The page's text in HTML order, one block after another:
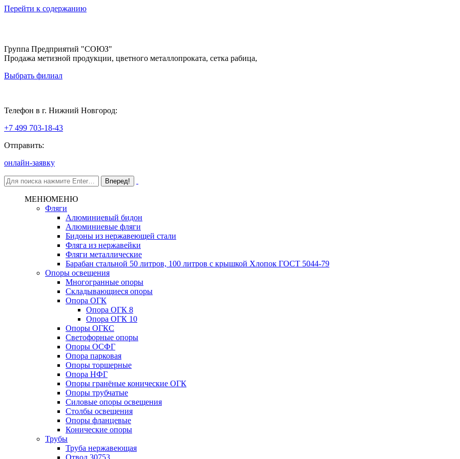
Перейти к содержанию
Группа Предприятий "СОЮЗ"
Продажа метизной продукции, цветного металлопроката, сетка рабица,
Выбрать филиал
Телефон в г. Нижний Новгород:
+7 499 703-18-43
Отправить:
онлайн-заявку
МЕНЮМЕНЮ
Фляги
Алюминиевый бидон
Алюминиевые фляги
Бидоны из нержавеющей стали
Фляга из нержавейки
Фляги металлические
Барабан стальной 50 литров, 100 литров с крышкой Хлопок ГОСТ 5044-79
Опоры освещения
Многогранные опоры
Складывающиеся опоры
Опора ОГК
Опора ОГК 8
Опора ОГК 10
Опоры ОГКС
Светофорные опоры
Опоры ОСФГ
Опора парковая
Опоры торшерные
Опора НФГ
Опоры гранёные конические ОГК
Опоры трубчатые
Силовые опоры освещения
Столбы освещения
Опоры фланцевые
Конические опоры
Трубы
Труба нержавеющая
Отвод 30753